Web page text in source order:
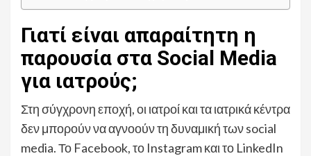
Γιατί είναι απαραίτητη η
παρουσία στα Social Media
για ιατρούς;
Στη σύγχρονη εποχή, οι ιατροί και τα ιατρικά κέντρα
δεν μπορούν να αγνοούν τη δυναμική των social
media. Το Facebook, το Instagram και το LinkedIn